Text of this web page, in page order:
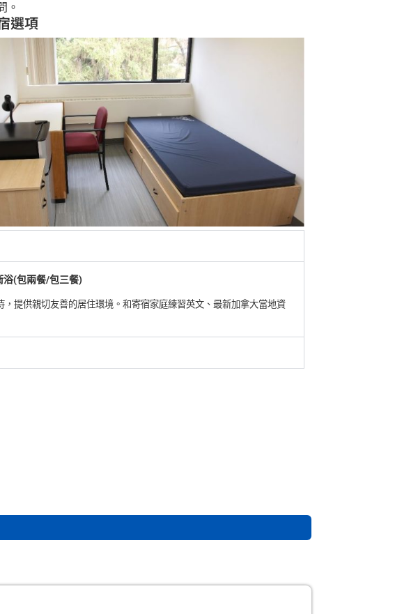
。
選項
浴(包兩餐/包三餐)
，提供親切友善的居住環境。和寄宿家庭練習英文、最新加拿大當地資